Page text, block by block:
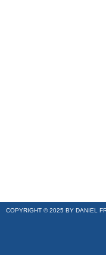
COPYRIGHT © 2025 BY DANIEL